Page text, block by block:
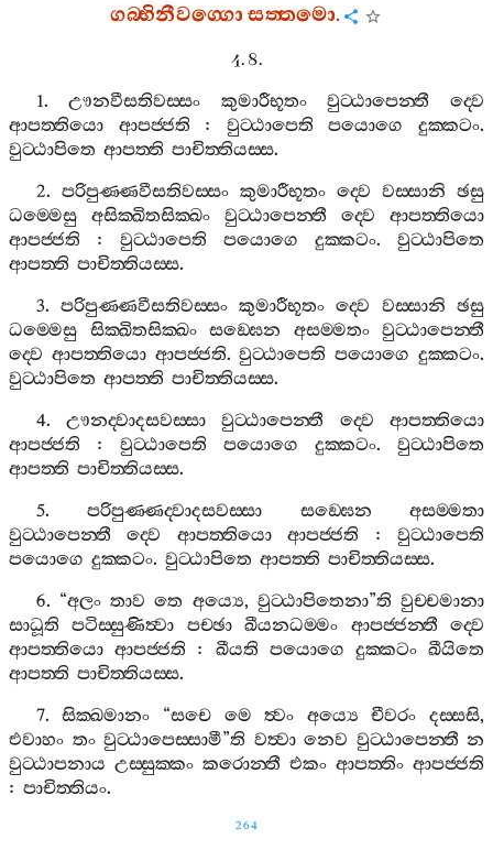
ගබ‍්භිනීවග‍්ගොසත‍්තමො.
4. 8.
1.ඌනවීසතිවස‍්සං කුමාරීභූතං වුට‍්ඨාපෙන‍්තී
ද‍්වෙ
ආපත‍්තියො
ආපජ‍්ජති : වුට‍්ඨාපෙති පයොගෙ දුක‍්කටං.
වුට‍්ඨාපිතෙ ආපත‍්ති පාචිත‍්තියස‍්ස.
2. පරිපුණ‍්ණවීසතිවස‍්සං කුමාරීභූතං ද‍්වෙ වස‍්සානි ඡසු
ධම‍්මෙසු
අසික‍්ඛිතසික‍්ඛං වුට‍්ඨාපෙන‍්තී ද‍්වෙ
ආපත‍්තියො
ආපජ‍්ජති : වුට‍්ඨාපෙති පයොගෙ දුක‍්කටං. වුට‍්ඨාපිතෙ
ආපත‍්ති පාචිත‍්තියස‍්ස.
3. පරිපුණ‍්ණවීසතිවස‍්සං කුමාරීභූතං ද‍්වෙ වස‍්සානි ඡසු
ධම‍්මෙසු
සික‍්ඛිතසික‍්ඛං සඞ‍්ඝෙන අසම‍්මතං
වුට‍්ඨාපෙන‍්තී
ද‍්වෙ ආපත‍්තියො ආපජ‍්ජති.වුට‍්ඨාපෙති පයොගෙ දුක‍්කටං.
වුට‍්ඨාපිතෙ ආපත‍්ති පාචිත‍්තියස‍්ස.
4. ඌනද‍්වාදසවස‍්සා වුට‍්ඨාපෙන‍්තී ද‍්වෙ
ආපත‍්තියො
ආපජ‍්ජති : වුට‍්ඨාපෙති පයොගෙ දුක‍්කටං. වුට‍්ඨාපිතෙ
ආපත‍්ති පාචිත‍්තියස‍්ස.
5.පරිපුණ‍්ණද‍්වාදසවස‍්සා සඞ‍්ඝෙන
අසම‍්මතා
වුට‍්ඨාපෙන‍්තී
ද‍්වෙ ආපත‍්තියො ආපජ‍්ජති :වුට‍්ඨාපෙති
පයොගෙ දුක‍්කටං. වුට‍්ඨාපිතෙ ආපත‍්ති පාචිත‍්තියස‍්ස.
6. “අලං තාව තෙ අය්‍යෙ, වුට‍්ඨාපිතෙනා”ති වුච‍්චමානා
සාධූති
පටිස‍්සුණිත්‍වා පච‍්ඡා ඛීයනධම‍්මං ආපජ‍්ජන‍්තී
ද‍්වෙ
ආපත‍්තියො ආපජ‍්ජති : ඛීයති පයොගෙ දුක‍්කටං ඛීයිතෙ
ආපත‍්ති පාචිත‍්තියස‍්ස.
7.සික‍්ඛමානං “සචෙ මෙ ත්‍වං අය්‍යෙ චීවරං දස‍්සසි,
එවාහං තං වුට‍්ඨාපෙස‍්සාමී”ති වත්‍වා නෙව වුට‍්ඨාපෙන‍්තී න
වුට‍්ඨාපනාය උස‍්සුක‍්කං කරොන‍්තී එකං ආපත‍්තිං ආපජ‍්ජති
: පාචිත‍්තියං.
264